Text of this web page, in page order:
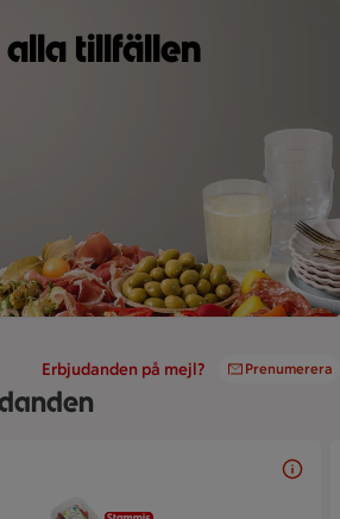
tillfällen
Erbjudanden på mejl? Prenumerera